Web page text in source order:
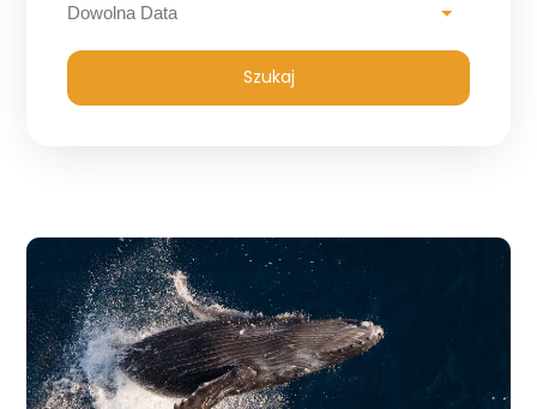
Szukaj